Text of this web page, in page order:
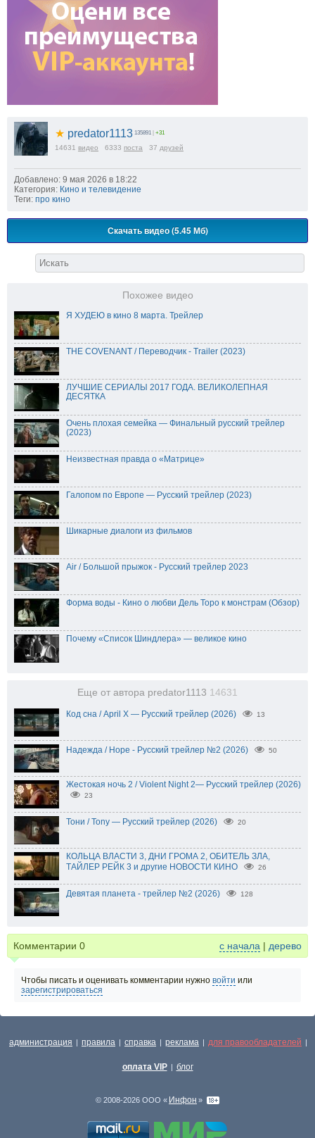
★ predator1113 135891 +31
14631 видео 6333 поста 37 друзей
Добавлено: 9 мая 2026 в 18:22
Категория: Кино и телевидение
Теги: про кино
Скачать видео (5.45 Мб)
Похожее видео
Я ХУДЕЮ в кино 8 марта. Трейлер
THE COVENANT / Переводчик - Trailer (2023)
ЛУЧШИЕ СЕРИАЛЫ 2017 ГОДА. ВЕЛИКОЛЕПНАЯ
ДЕСЯТКА
Очень плохая семейка — Финальный русский трейлер
(2023)
Неизвестная правда о «Матрице»
Галопом по Европе — Русский трейлер (2023)
Шикарные диалоги из фильмов
Air / Большой прыжок - Русский трейлер 2023
Форма воды - Кино о любви Дель Торо к монстрам (Обзор)
Почему «Список Шиндлера» — великое кино
Еще от автора predator1113 14631
Код сна / April X — Русский трейлер (2026) 13
Надежда / Hope - Русский трейлер №2 (2026) 50
Жестокая ночь 2 / Violent Night 2— Русский трейлер (2026)
23
Тони / Tony — Русский трейлер (2026) 20
КОЛЬЦА ВЛАСТИ 3, ДНИ ГРОМА 2, ОБИТЕЛЬ ЗЛА,
ТАЙЛЕР РЕЙК 3 и другие НОВОСТИ КИНО
26
Девятая планета - трейлер №2 (2026) 128
Комментарии 0 с начала | дерево
Чтобы писать и оценивать комментарии нужно войти или
зарегистрироваться
администрация | правила | справка | реклама | для правообладателей |
оплата VIP | блог
© 2008-2026 ООО « Инфон »